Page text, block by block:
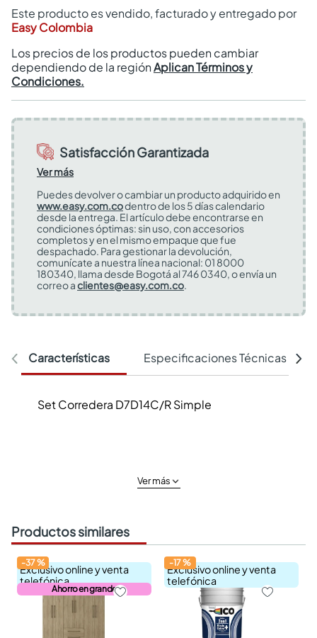
Este producto es vendido, facturado y entregado por
Easy Colombia
Los precios de los productos pueden cambiar
dependiendo de la regiónAplican Términos y
Condiciones.
Satisfacción Garantizada
Ver más
Puedes devolver o cambiar un producto adquirido en
www.easy.com.codentro de los 5 días calendario
desde la entrega. El artículo debe encontrarse en
condiciones óptimas: sin uso, con accesorios
completos y en el mismo empaque que fue
despachado. Para gestionar la devolución,
comunícate a nuestra línea nacional: 01 8000
180340, llama desde Bogotá al 746 0340, o envía un
correo aclientes@easy.com.co.
Características Especificaciones Técnicas
Set Corredera D7D14C/R Simple
Ver más
Productos similares
Exclusivo online y venta
telefónica
Ahorro en grande
-37%
Exclusivo online y venta
telefónica
-17%